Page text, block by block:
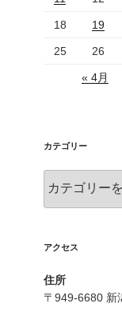
18 19
25 26
« 4月
カテゴリー
テ
ゴ
ー
アクセス
住所
〒949-6680 新